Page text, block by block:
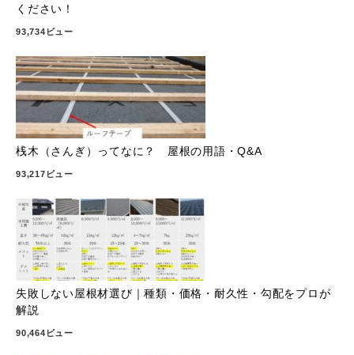
ください！
93,734ビュー
桟木（さんぎ）ってなに？ 屋根の用語・Q&A
93,217ビュー
失敗しない屋根材選び｜種類・価格・耐久性・勾配をプロが
解説
90,464ビュー